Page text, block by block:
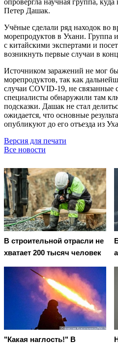
Петер Дашак.
Учёные сделали ряд находок во
морепродуктов в Ухани. Группа
с китайскими экспертами и
возникнуть первые случаи в
Источником заражений не мог
морепродуктов, так как
случаи COVID-19, не связанные
специалисты обнаружили там
подсказки. Дашак не стал
ожидается, что основные
опубликуют до его отъезда из
Версия для печати
Все новости
В строительной отрасли не
хватает 200 тысяч человек
"Какая наглость!" В